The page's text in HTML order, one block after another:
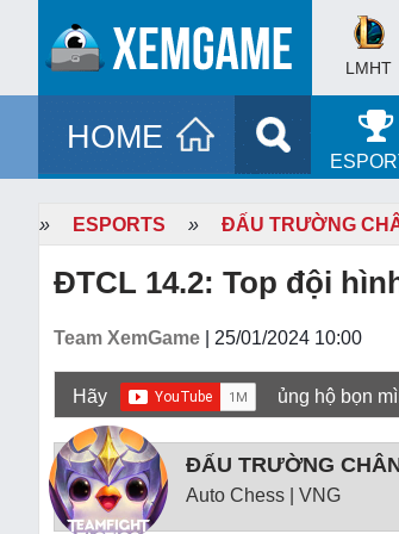
LMHT
HOME
» ESPORTS » ĐẤU TRƯỜNG
ĐTCL 14.2: Top đội
Team XemGame | 25/01/2024 10:00
Hãy ủng hộ bọn
ĐẤU TRƯỜNG
Auto Chess | VNG